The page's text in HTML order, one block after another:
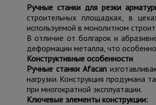
Ручные станки для резки
строительных площадках, в
используемой в монолитном
В отличие от болгарок и
деформации металла, что
Конструктивные особенности
Ручные станки Afacan
нагрузки. Конструкция продумана
при многократной эксплуатации.
Ключевые элементы конструкции: